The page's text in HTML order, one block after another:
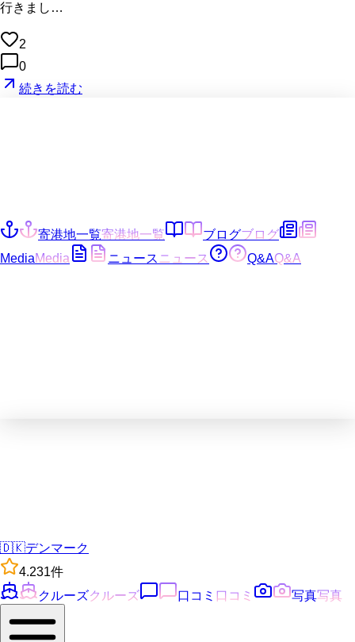
行きまし…
2
0
続きを読む
寄港地一覧寄港地一覧 ブログブログ
MediaMedia ニュース ニュース Q&AQ&A
🇩🇰デンマーク
4.231件
クルーズクルーズ 口コミ 口コミ 写真写真